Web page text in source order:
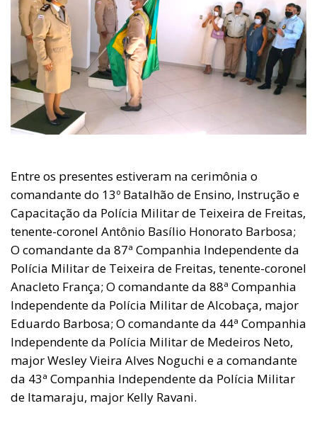
Entre os presentes estiveram na cerimônia o
comandante do 13º Batalhão de Ensino, Instrução e
Capacitação da Polícia Militar de Teixeira de Freitas,
tenente-coronel Antônio Basílio Honorato Barbosa;
O comandante da 87ª Companhia Independente da
Polícia Militar de Teixeira de Freitas, tenente-coronel
Anacleto França; O comandante da 88ª Companhia
Independente da Polícia Militar de Alcobaça, major
Eduardo Barbosa; O comandante da 44ª Companhia
Independente da Polícia Militar de Medeiros Neto,
major Wesley Vieira Alves Noguchi e a comandante
da 43ª Companhia Independente da Polícia Militar
de Itamaraju, major Kelly Ravani.